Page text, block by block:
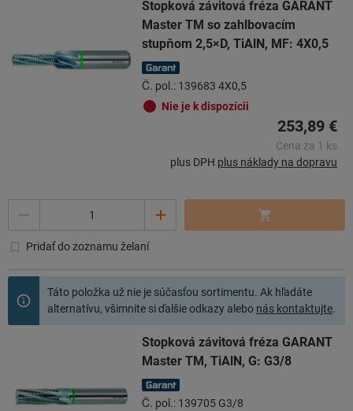
Stopková závitová fréza GARANT
Master TM so zahlbovacím
stupňom 2,5×D, TiAlN, MF: 4X0,5
Č. pol.: 139683 4X0,5
Nie je k dispozícii
253,89 €
Cena za 1 ks
plus DPH plus náklady na dopravu
Pridať do zoznamu želaní
Táto položka už nie je súčasťou sortimentu. Ak hľadáte
alternatívu, všimnite si ďalšie odkazy alebo nás kontaktujte.
Stopková závitová fréza GARANT
Master TM, TiAlN, G: G3/8
Č. pol.: 139705 G3/8